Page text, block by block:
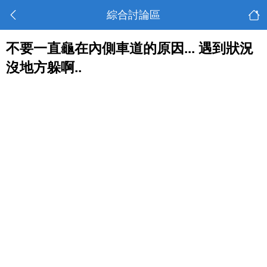
綜合討論區
不要一直龜在內側車道的原因... 遇到狀況
沒地方躲啊..